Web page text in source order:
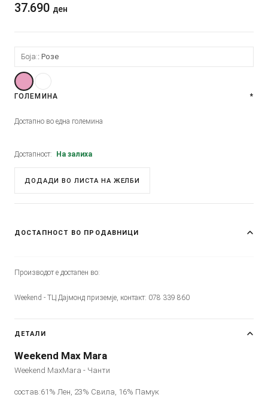
37.690 ден
Боја: Розе
ГОЛЕМИНА *
Достапно во една големина
Достапност: На залиха
ДОДАДИ ВО ЛИСТА НА ЖЕЛБИ
ДОСТАПНОСТ ВО ПРОДАВНИЦИ
Производот е достапен во:
Weekend - ТЦ Дајмонд приземје, контакт: 078 339 860
ДЕТАЛИ
Weekend Max Mara
Weekend MaxMara - Чанти
состав:61% Лен, 23% Свила, 16% Памук